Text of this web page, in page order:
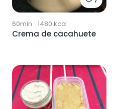
60min · 1480 kcal
Crema de cacahuete